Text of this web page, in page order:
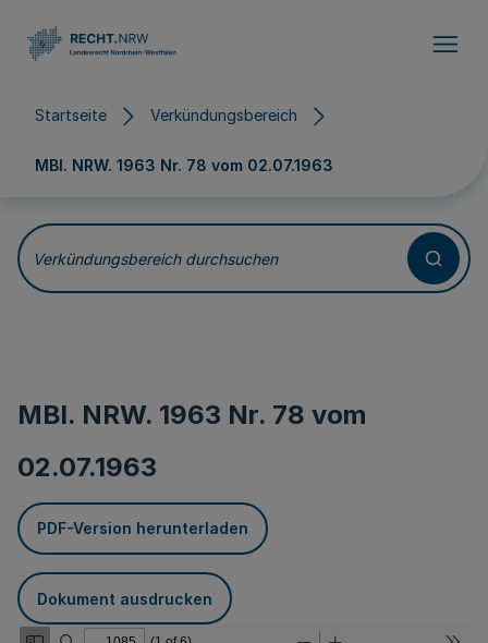
Startseite Verkündungsbereich
MBl. NRW. 1963 Nr. 78 vom 02.07.1963
Verkündungsbereich durchsuchen
MBl. NRW. 1963 Nr. 78 vom
02.07.1963
PDF-Version herunterladen
Dokument ausdrucken